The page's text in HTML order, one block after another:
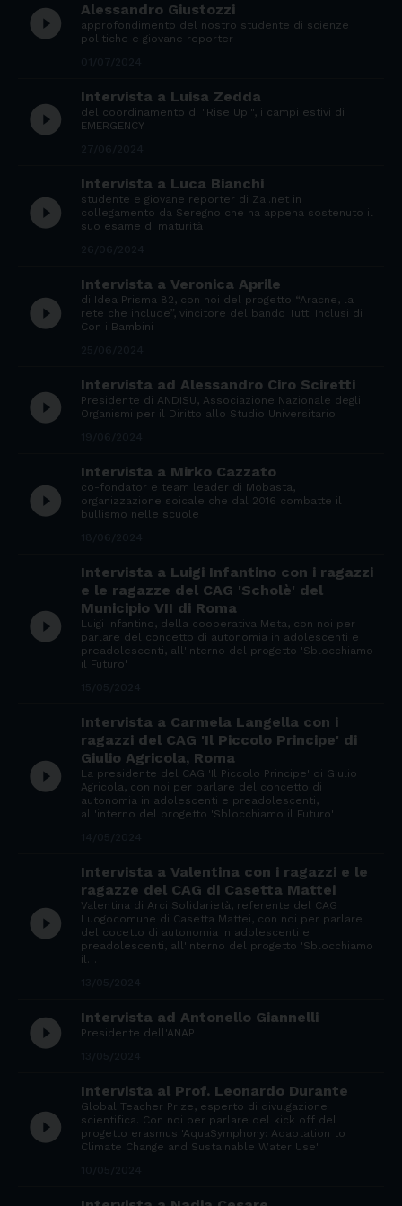
play_circle_filled Alessandro Giustozzi
approfondimento del nostro studente di scienze
politiche e giovane reporter
play_circle_filled
Intervista a Luisa Zedda
del coordinamento di "Rise Up!", i campi estivi di
EMERGENCY
play_circle_filled
Intervista a Luca Bianchi
studente e giovane reporter di Zai.net in
collegamento da Seregno che ha appena sostenuto il
suo esame di maturità
play_circle_filled
Intervista a Veronica Aprile
di Idea Prisma 82, con noi del progetto “Aracne, la
rete che include”, vincitore del bando Tutti Inclusi di
Con i Bambini
play_circle_filled
Intervista ad Alessandro Ciro Sciretti
Presidente di ANDISU, Associazione Nazionale degli
Organismi per il Diritto allo Studio Universitario
play_circle_filled
Intervista a Mirko Cazzato
co-fondator e team leader di Mobasta,
organizzazione soicale che dal 2016 combatte il
bullismo nelle scuole
play_circle_filled
Intervista a Luigi Infantino con i ragazzi
e le ragazze del CAG 'Scholè' del
Municipio VII di Roma
Luigi Infantino, della cooperativa Meta, con noi per
parlare del concetto di autonomia in adolescenti e
preadolescenti, all'interno del progetto 'Sblocchiamo
il Futuro'
play_circle_filled
Intervista a Carmela Langella con i
ragazzi del CAG 'Il Piccolo Principe' di
Giulio Agricola, Roma
La presidente del CAG 'Il Piccolo Principe' di Giulio
Agricola, con noi per parlare del concetto di
autonomia in adolescenti e preadolescenti,
all'interno del progetto 'Sblocchiamo il Futuro'
play_circle_filled
Intervista a Valentina con i ragazzi e le
ragazze del CAG di Casetta Mattei
Valentina di Arci Solidarietà, referente del CAG
Luogocomune di Casetta Mattei, con noi per parlare
del cocetto di autonomia in adolescenti e
preadolescenti, all'interno del progetto 'Sblocchiamo
il…
play_circle_filled Intervista ad Antonello Giannelli
Presidente dell'ANAP
play_circle_filled
Intervista al Prof. Leonardo Durante
Global Teacher Prize, esperto di divulgazione
scientifica. Con noi per parlare del kick off del
progetto erasmus 'AquaSymphony: Adaptation to
Climate Change and Sustainable Water Use'